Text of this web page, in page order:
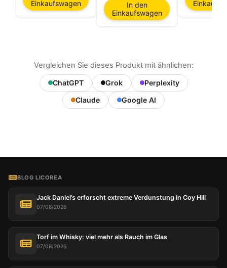
Einkaufswagen
In den
Einkaufswagen
Vergleichen Sie dieses Produkt mit ähnlichen:
ChatGPT Grok
Perplexity
Claude
Google AI
BLOG LICOREA
Jack Daniel’s erforscht extreme Verdunstung in Coy Hill
07/08/2026
Torf im Whisky: viel mehr als Rauch im Glas
07/08/2026